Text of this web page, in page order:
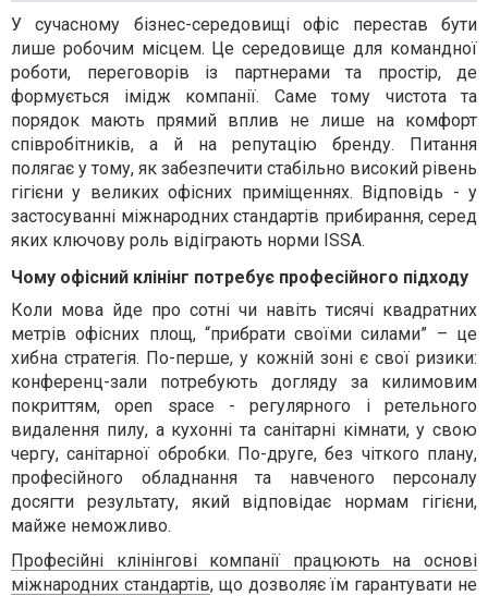
У сучасному бізнес-середовищі офіс перестав бути
лише робочим місцем. Це середовище для командної
роботи, переговорів із партнерами та простір, де
формується імідж компанії. Саме тому чистота та
порядок мають прямий вплив не лише на комфорт
співробітників, а й на репутацію бренду. Питання
полягає у тому, як забезпечити стабільно високий рівень
гігієни у великих офісних приміщеннях. Відповідь - у
застосуванні міжнародних стандартів прибирання, серед
яких ключову роль відіграють норми ISSA.
Чому офісний клінінг потребує професійного підходу
Коли мова йде про сотні чи навіть тисячі квадратних
метрів офісних площ, “прибрати своїми силами” – це
хибна стратегія. По-перше, у кожній зоні є свої ризики:
конференц-зали потребують догляду за килимовим
покриттям, open space - регулярного і ретельного
видалення пилу, а кухонні та санітарні кімнати, у свою
чергу, санітарної обробки. По-друге, без чіткого плану,
професійного обладнання та навченого персоналу
досягти результату, який відповідає нормам гігієни,
майже неможливо.
Професійні клінінгові компанії працюють на основі
міжнародних стандартів, що дозволяє їм гарантувати не